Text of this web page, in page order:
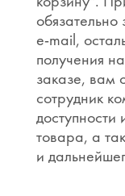
e-mail,
получения
заказе, вам
сотрудник
товара, а
и